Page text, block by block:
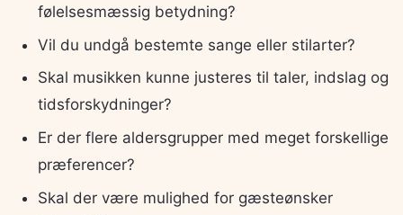
følelsesmæssig betydning?
Vil du undgå bestemte sange eller stilarter?
Skal musikken kunne justeres til taler, indslag og
tidsforskydninger?
Er der flere aldersgrupper med meget forskellige
præferencer?
Skal der være mulighed for gæsteønsker